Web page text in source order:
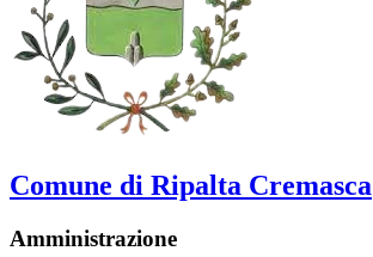
Comune di Ripalta Cremasca
Amministrazione